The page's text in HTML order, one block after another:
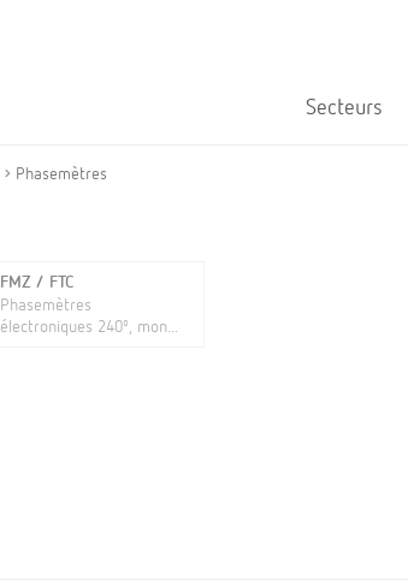
Secteurs
Phasemètres
FMZ / FTC
Phasemètres
électroniques 240º, mon...